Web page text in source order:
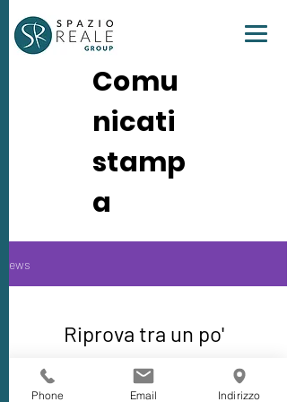
Comu
nicati
stamp
a
News
Riprova tra un po'
Quando verranno pubblicati i post, li
vedrai qui.
Phone Email Indirizzo